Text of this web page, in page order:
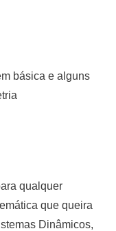
básica e alguns
qualquer
que queira
Dinâmicos,